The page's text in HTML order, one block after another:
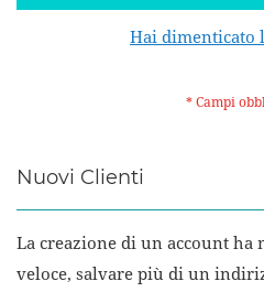
Hai dimenticato
Nuovi Clienti
La creazione di un account ha
veloce, salvare più di un